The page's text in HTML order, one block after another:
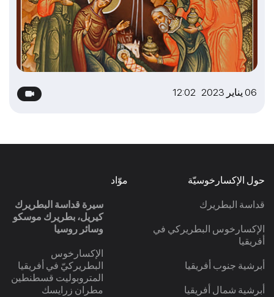
06 يناير 2023 12:02
حول الإكسارخوسيّة
قداسة البطريرك
الإكسارخوس البطريركي في
أفريقيا
أبرشية جنوب أفريقيا
أبرشية شمال أفريقيا
موّاد
سيرة قداسة البطريرك
كيريل، بطريرك موسكو
وسائر روسيا
الإكسارخوس
البطريركيّ في أفريقيا
المتروبوليت قسطنطين
مطران زرايسك